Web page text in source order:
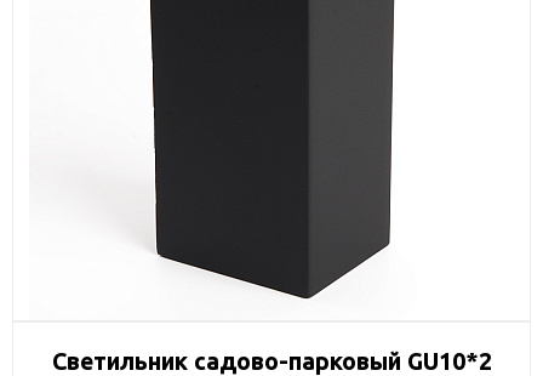
Светильник садово-парковый GU10*2